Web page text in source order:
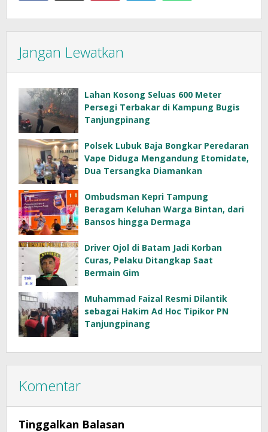
Jangan Lewatkan
Lahan Kosong Seluas 600 Meter
Persegi Terbakar di Kampung Bugis
Tanjungpinang
Polsek Lubuk Baja Bongkar Peredaran
Vape Diduga Mengandung Etomidate,
Dua Tersangka Diamankan
Ombudsman Kepri Tampung
Beragam Keluhan Warga Bintan, dari
Bansos hingga Dermaga
Driver Ojol di Batam Jadi Korban
Curas, Pelaku Ditangkap Saat
Bermain Gim
Muhammad Faizal Resmi Dilantik
sebagai Hakim Ad Hoc Tipikor PN
Tanjungpinang
Komentar
Tinggalkan Balasan